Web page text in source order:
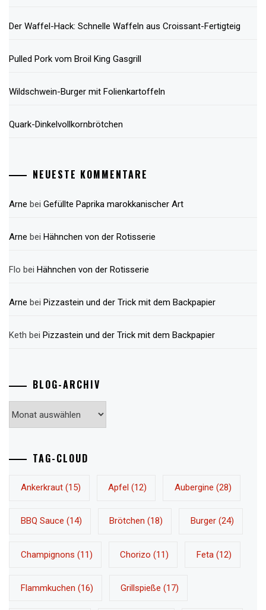
Der Waffel-Hack: Schnelle Waffeln aus Croissant-Fertigteig
Pulled Pork vom Broil King Gasgrill
Wildschwein-Burger mit Folienkartoffeln
Quark-Dinkelvollkornbrötchen
NEUESTE KOMMENTARE
Arne bei Gefüllte Paprika marokkanischer Art
Arne bei Hähnchen von der Rotisserie
Flo bei Hähnchen von der Rotisserie
Arne bei Pizzastein und der Trick mit dem Backpapier
Keth bei Pizzastein und der Trick mit dem Backpapier
BLOG-ARCHIV
TAG-CLOUD
Ankerkraut(15) Apfel (12) Aubergine (28)
BBQ Sauce (14) Brötchen (18) Burger(24)
Champignons (11) Chorizo (11) Feta(12)
Flammkuchen (16) Grillspieße (17)